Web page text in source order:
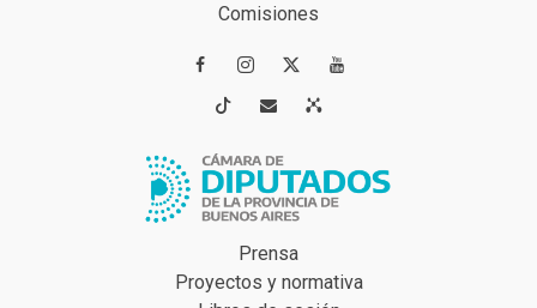
Comisiones
 
 
Prensa
Proyectos y normativa